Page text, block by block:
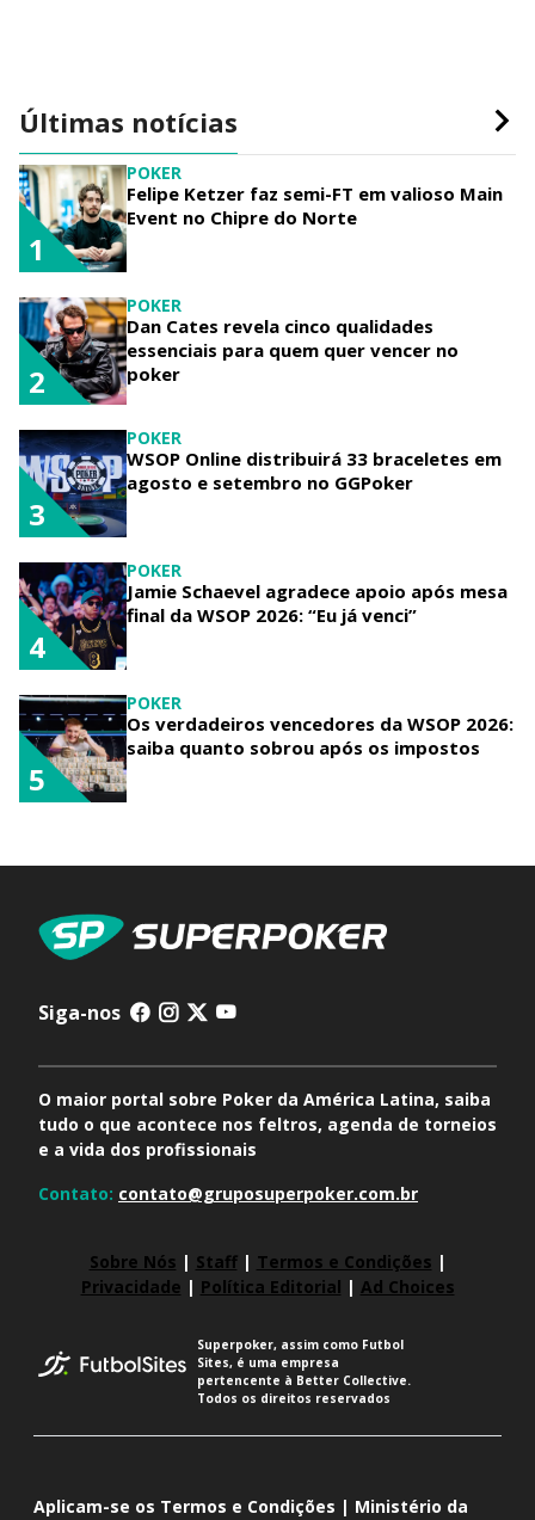
Últimas notícias
POKER
Felipe Ketzer faz semi-FT em valioso Main
Event no Chipre do Norte
1
POKER
Dan Cates revela cinco qualidades
essenciais para quem quer vencer no
poker
2
POKER
WSOP Online distribuirá 33 braceletes em
agosto e setembro no GGPoker
3
POKER
Jamie Schaevel agradece apoio após mesa
final da WSOP 2026: “Eu já venci”
4
POKER
Os verdadeiros vencedores da WSOP 2026:
saiba quanto sobrou após os impostos
5
Siga-nos
O maior portal sobre Poker da América Latina, saiba
tudo o que acontece nos feltros, agenda de torneios
e a vida dos profissionais
Contato: contato@gruposuperpoker.com.br
Sobre Nós | Staff| Termos e Condições |
Privacidade | Política Editorial | Ad Choices
Superpoker, assim como Futbol
Sites, é uma empresa
pertencente à Better Collective.
Todos os direitos reservados
Aplicam-se os Termos e Condições | Ministério da